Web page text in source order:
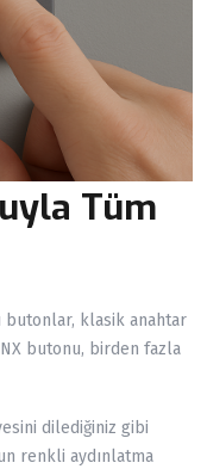
Tüm
butonlar, klasik anahtar
butonu, birden fazla
dilediğiniz gibi
renkli aydınlatma